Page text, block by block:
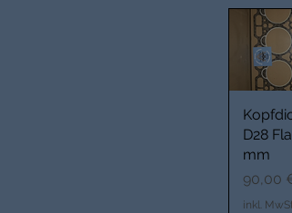
D28
mm
Preis
90,00
inkl.